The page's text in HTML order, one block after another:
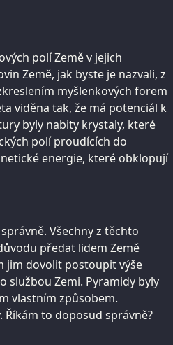
polí Země v jejich
Země, jak byste je nazvali, z
myšlenkových forem
viděna tak, že má potenciál k
byly nabity krystaly, které
polí proudících do
energie, které obklopují
Všechny z těchto
předat lidem Země
jim dovolit postoupit výše
službou Zemi. Pyramidy byly
vlastním způsobem.
Říkám to doposud správně?